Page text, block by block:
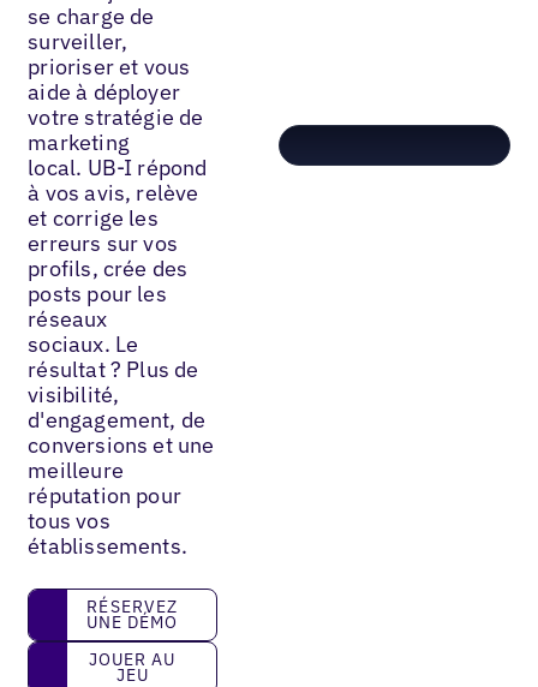
se charge de
surveiller,
prioriser et vous
aide à déployer
votre stratégie de
marketing
local. UB-I répond
à vos avis, relève
et corrige les
erreurs sur vos
profils, crée des
posts pour les
réseaux
sociaux. Le
résultat ? Plus de
visibilité,
d'engagement, de
conversions et une
meilleure
réputation pour
tous vos
établissements.
Réservez une démo
RÉSERVEZ
UNE DÉMO
Jouer au jeu
JOUER AU
JEU